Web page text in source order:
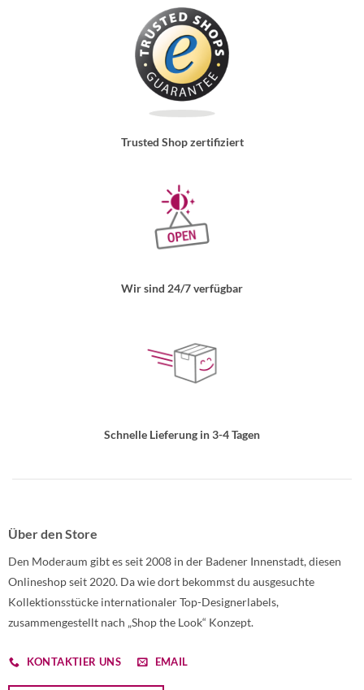
Trusted Shop zertifiziert
Wir sind 24/7 verfügbar
Schnelle Lieferung in 3-4 Tagen
Über den Store
Den Moderaum gibt es seit 2008 in der Badener Innenstadt, diesen
Onlineshop seit 2020. Da wie dort bekommst du ausgesuchte
Kollektionsstücke internationaler Top-Designerlabels,
zusammengestellt nach „Shop the Look“ Konzept.
KONTAKTIER UNS EMAIL